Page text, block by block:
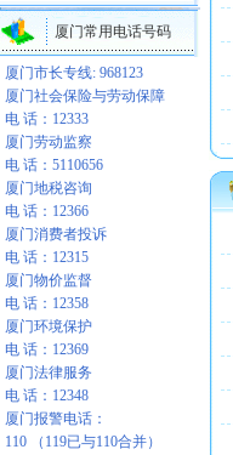
厦门常用电话号码
厦门市长专线: 968123
厦门社会保险与劳动保障
电 话：12333
厦门劳动监察
电 话：5110656
厦门地税咨询
电 话：12366
厦门消费者投诉
电 话：12315
厦门物价监督
电 话：12358
厦门环境保护
电 话：12369
厦门法律服务
电 话：12348
厦门报警电话：
110 （119已与110合并）